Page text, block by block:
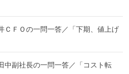
ＣＦＯの一問一答／「下期、値上げ
中副社長の一問一答／「コスト転